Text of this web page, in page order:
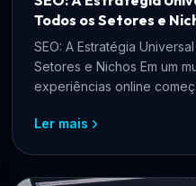
Todos os Setores e
SEO: A Estratégia
Setores e Nichos Em um
experiências online
Ler mais